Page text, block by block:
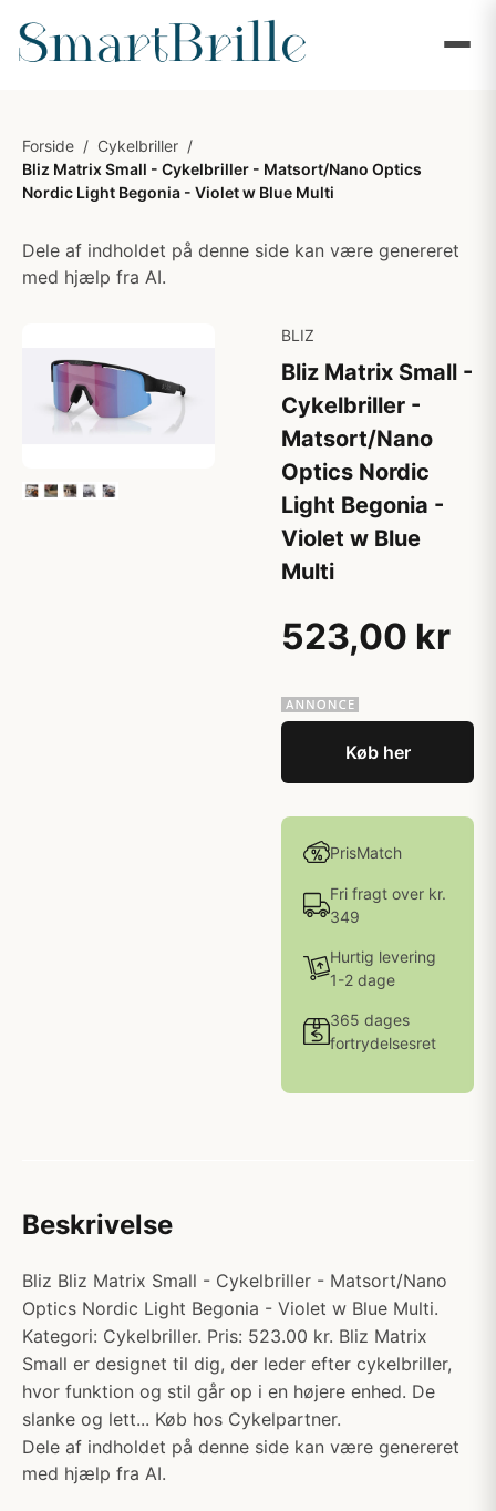
Forside / Cykelbriller /
Bliz Matrix Small - Cykelbriller - Matsort/Nano Optics
Nordic Light Begonia - Violet w Blue Multi
Dele af indholdet på denne side kan være genereret
med hjælp fra AI.
BLIZ
Bliz Matrix Small -
Cykelbriller -
Matsort/Nano
Optics Nordic
Light Begonia -
Violet w Blue
Multi
523,00 kr
Køb her
PrisMatch
Fri fragt over kr.
349
Hurtig levering
1-2 dage
365 dages
fortrydelsesret
Beskrivelse
Bliz Bliz Matrix Small - Cykelbriller - Matsort/Nano
Optics Nordic Light Begonia - Violet w Blue Multi.
Kategori: Cykelbriller. Pris: 523.00 kr. Bliz Matrix
Small er designet til dig, der leder efter cykelbriller,
hvor funktion og stil går op i en højere enhed. De
slanke og lett... Køb hos Cykelpartner.
Dele af indholdet på denne side kan være genereret
med hjælp fra AI.